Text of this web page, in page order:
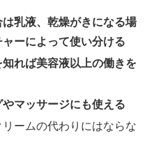
乳液、乾燥がきになる場
ーによって使い分ける
れば美容液以上の働きを
マッサージにも使える
ームの代わりにはならな